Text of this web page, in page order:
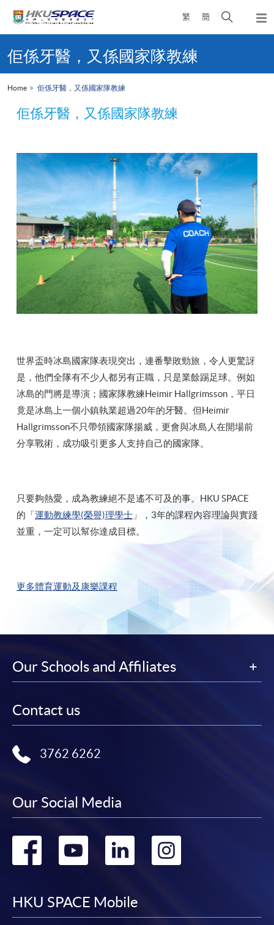
繁 簡
Open
search
content
start佢係牙醫，又係國家隊教練
Home 佢係牙醫，又係國家隊教練
佢係牙醫，又係國家隊教練
世界盃時冰島國家隊表現突出，連番擊敗勁旅，令人更驚訝
是，他們全隊有不少人都另有正職，只是業餘踢足球。例如
冰島的門將是導演；國家隊教練Heimir Hallgrimsson，平日
竟是冰島上一個小鎮執業超過20年的牙醫。但Heimir
Hallgrimsson不只帶領國家隊揚威，更會與冰島人在開場前
分享戰術，成功吸引更多人支持自己的國家隊。
只要夠熱愛，成為教練絕不是遙不可及的事。HKU SPACE
的「運動教練學(榮譽)理學士 」，3年的課程內容理論與實踐
並重，一定可以幫你達成目標。
更多體育運動及康樂課程
Our Schools and Affiliates
Contact us
3762 6262
Our Social Media
Go
facebook
Go
youtube
Go
linkedin
Go
HKU SPACE Mobile